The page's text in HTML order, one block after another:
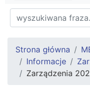
Strona główna
Informacje
Zarządzenia